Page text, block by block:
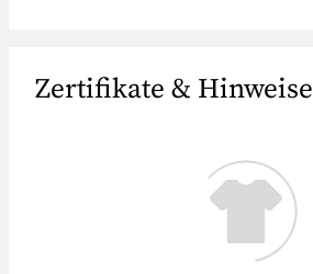
Zertifikate & Hinweise